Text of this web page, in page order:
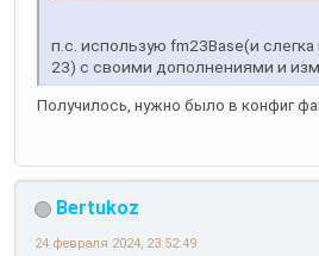
п.с. использую fm23Base(и
23) с своими дополнениями и
Получилось, нужно было в конфиг
Bertukoz
24 февраля 2024, 23:52:49